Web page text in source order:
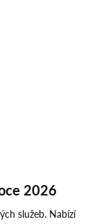
2026
služeb. Nabízí